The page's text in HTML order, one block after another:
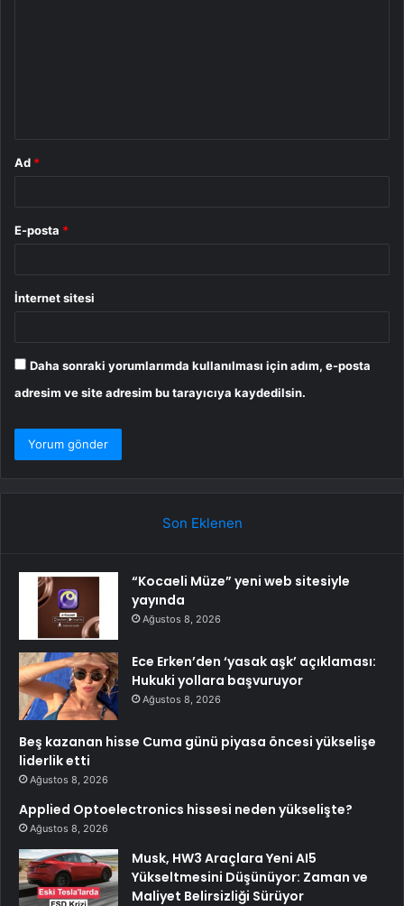
Ad *
E-posta *
İnternet sitesi
Daha sonraki yorumlarımda kullanılması için adım, e-posta
adresim ve site adresim bu tarayıcıya kaydedilsin.
Son Eklenen
“Kocaeli Müze” yeni web sitesiyle
yayında
Ağustos 8, 2026
Ece Erken’den ‘yasak aşk’ açıklaması:
Hukuki yollara başvuruyor
Ağustos 8, 2026
Beş kazanan hisse Cuma günü piyasa öncesi yükselişe
liderlik etti
Ağustos 8, 2026
Applied Optoelectronics hissesi neden yükselişte?
Ağustos 8, 2026
Musk, HW3 Araçlara Yeni AI5
Yükseltmesini Düşünüyor: Zaman ve
Maliyet Belirsizliği Sürüyor